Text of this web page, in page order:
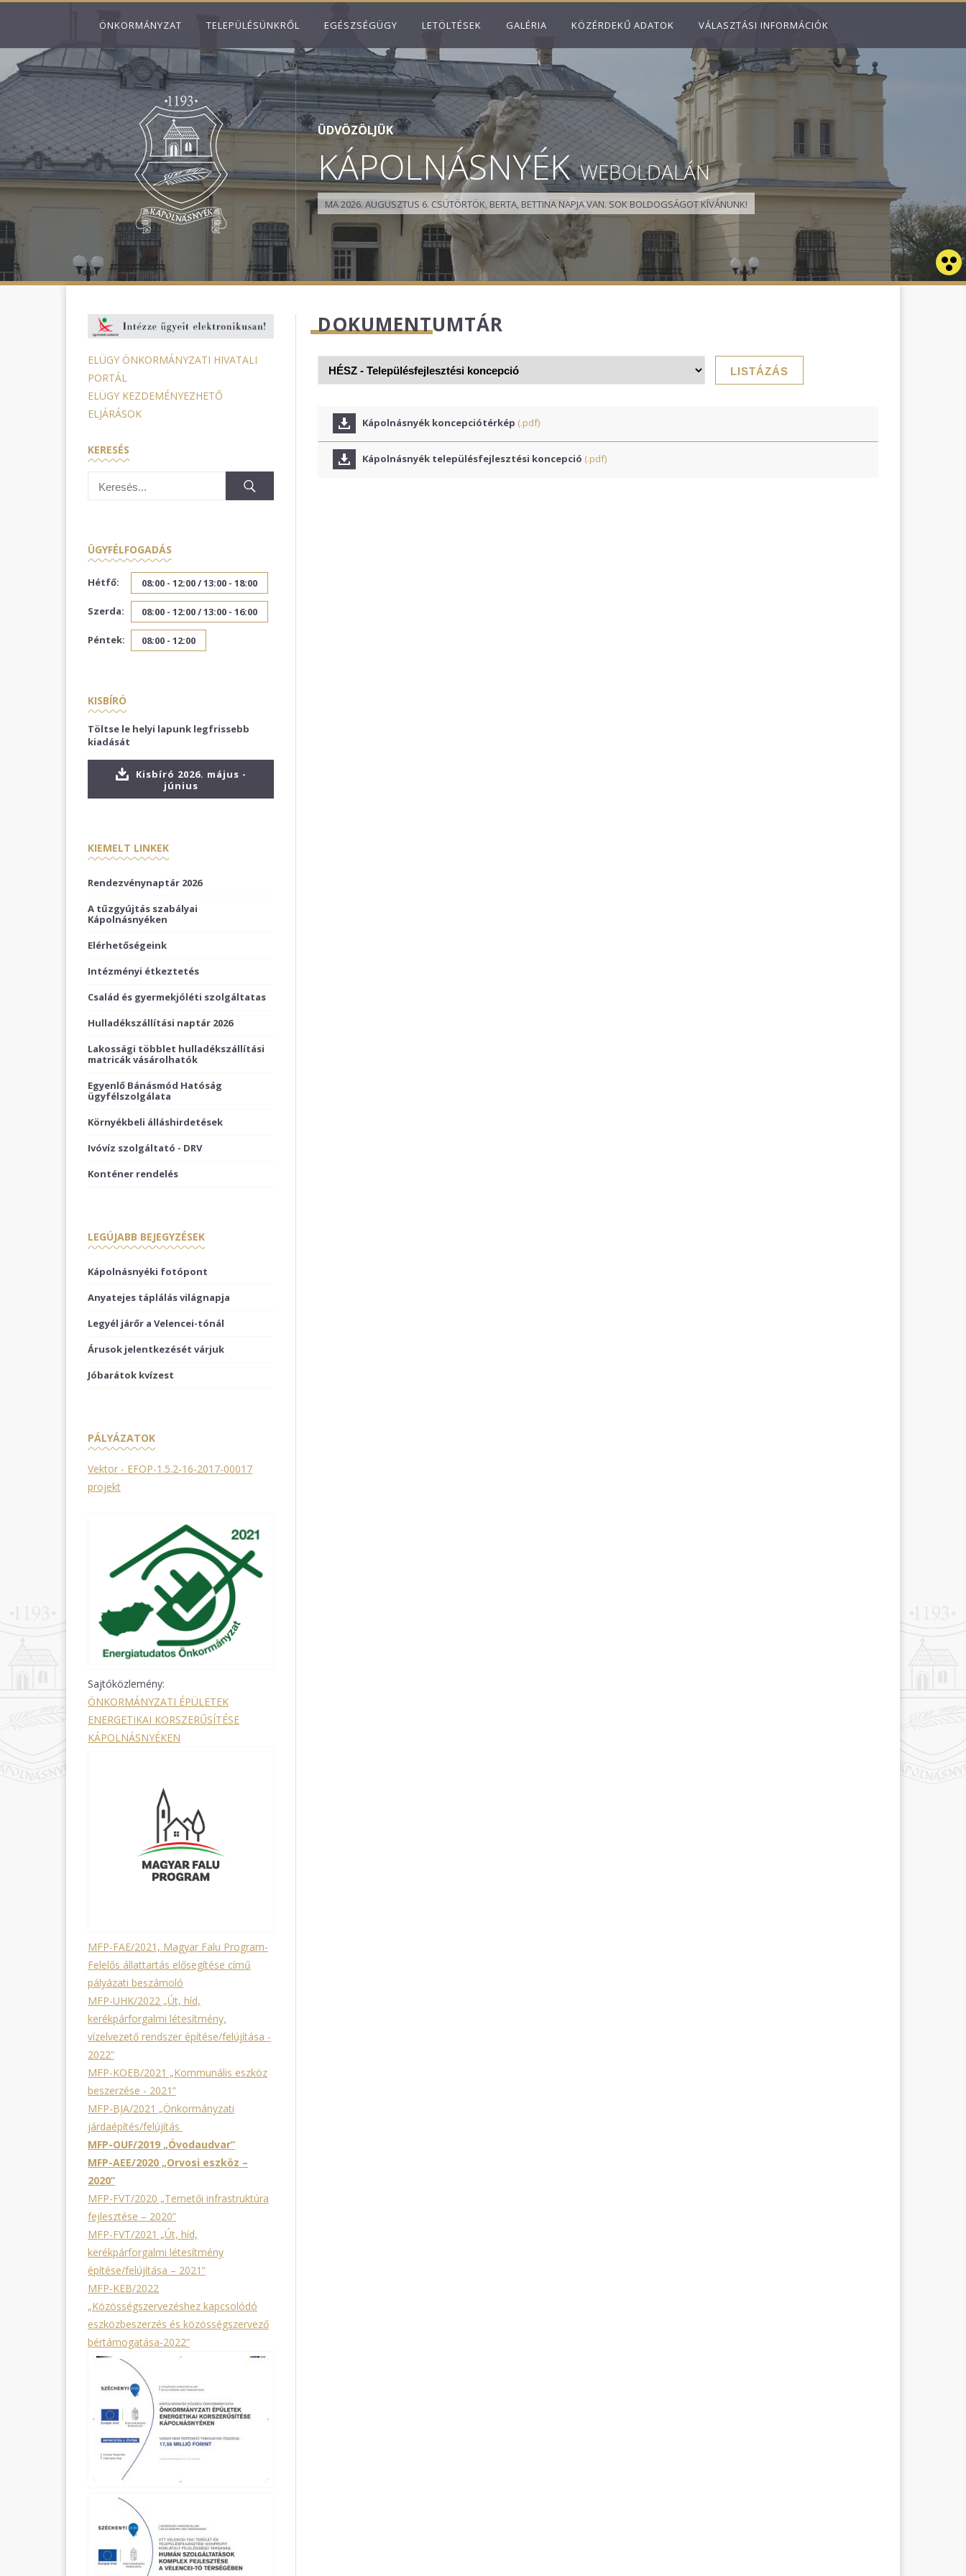
ÖNKORMÁNYZAT TELEPÜLÉSÜNKRŐL EGÉSZSÉGÜGY LETÖLTÉSEK GALÉRIA KÖZÉRDEKŰ ADATOK VÁLASZTÁSI INFORMÁCIÓK
ÜDVÖZÖLJÜK
KÁPOLNÁSNYÉK WEBOLDALÁN
MA 2026. AUGUSZTUS 6. CSÜTÖRTÖK, BERTA, BETTINA NAPJA VAN. SOK BOLDOGSÁGOT KÍVÁNUNK!
DOKUMENTUMTÁR
LISTÁZÁS
Kápolnásnyék koncepciótérkép (.pdf)
Kápolnásnyék településfejlesztési koncepció (.pdf)
ELÜGY ÖNKORMÁNYZATI HIVATALI
PORTÁL
ELÜGY KEZDEMÉNYEZHETŐ
ELJÁRÁSOK
KERESÉS
ÜGYFÉLFOGADÁS
Hétfő: 08:00 - 12:00 /13:00 - 18:00
Szerda: 08:00 - 12:00 /13:00 - 16:00
Péntek: 08:00 - 12:00
KISBÍRÓ
Töltse le helyi lapunk legfrissebb
kiadását
Kisbíró 2026. május -
június
KIEMELT LINKEK
Rendezvénynaptár 2026
A tűzgyújtás szabályai
Kápolnásnyéken
Elérhetőségeink
Intézményi étkeztetés
Család és gyermekjóléti szolgáltatas
Hulladékszállítási naptár 2026
Lakossági többlet hulladékszállítási
matricák vásárolhatók
Egyenlő Bánásmód Hatóság
ügyfélszolgálata
Környékbeli álláshirdetések
Ivóvíz szolgáltató - DRV
Konténer rendelés
LEGÚJABB BEJEGYZÉSEK
Kápolnásnyéki fotópont
Anyatejes táplálás világnapja
Legyél járőr a Velencei-tónál
Árusok jelentkezését várjuk
Jóbarátok kvízest
PÁLYÁZATOK
Vektor - EFOP-1.5.2-16-2017-00017
projekt
Sajtóközlemény:
ÖNKORMÁNYZATI ÉPÜLETEK
ENERGETIKAI KORSZERŰSÍTÉSE
KÁPOLNÁSNYÉKEN
MFP-FAE/2021, Magyar Falu Program-
Felelős állattartás elősegítése című
pályázati beszámoló
MFP-UHK/2022 „Út, híd,
kerékpárforgalmi létesítmény,
vízelvezető rendszer építése/felújítása -
2022”
MFP-KOEB/2021 „Kommunális eszköz
beszerzése - 2021”
MFP-BJA/2021 „Önkormányzati
járdaépítés/felújítás
MFP-OUF/2019 „Óvodaudvar”
MFP-AEE/2020 „Orvosi eszköz –
2020”
MFP-FVT/2020 „Temetői infrastruktúra
fejlesztése – 2020”
MFP-FVT/2021 „Út, híd,
kerékpárforgalmi létesítmény
építése/felújítása – 2021”
MFP-KEB/2022
„Közösségszervezéshez kapcsolódó
eszközbeszerzés és közösségszervező
bértámogatása-2022”